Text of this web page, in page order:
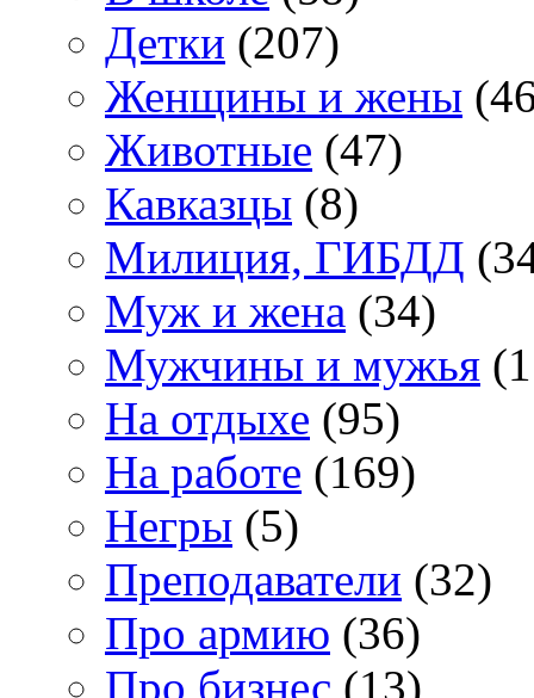
Детки (207)
Женщины и жены
Животные (47)
Кавказцы (8)
Милиция, ГИБДД
Муж и жена (34)
Мужчины и мужья
На отдыхе (95)
На работе (169)
Негры (5)
Преподаватели (32)
Про армию (36)
Про бизнес (13)